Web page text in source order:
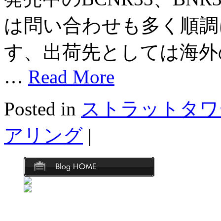
は問い合わせも多く順
す、出荷先としては海
… Read More
Posted in ストラットタ
アリング |